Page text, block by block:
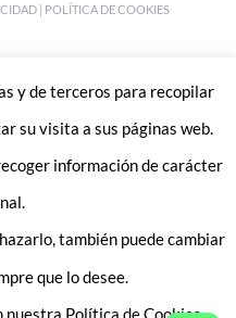
| POLÍTICA DE COOKIES
Enlaces de interes:
Trabaja con nosotros
y de terceros para recopilar
su visita a sus páginas web.
información de carácter
también puede cambiar
que lo desee.
Política de Cookies.